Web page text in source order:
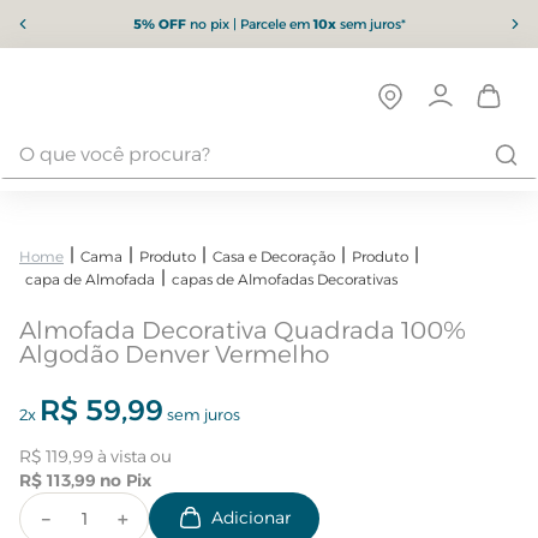
5% OFFno pix | Parcele em10xsem juros*
Cama Produto Casa e Decoração
Produto
capa de Almofada
capas de Almofadas Decorativas
Almofada Decorativa Quadrada 100%
Algodão Denver Vermelho
2x R$ 59,99 sem juros
R$ 119,99
R$ 113,99
＋
－